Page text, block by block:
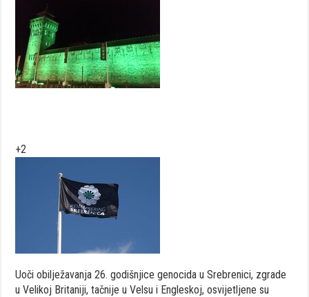
+2
Uoči obilježavanja 26. godišnjice genocida u Srebrenici, zgrade
u Velikoj Britaniji, tačnije u Velsu i Engleskoj, osvijetljene su